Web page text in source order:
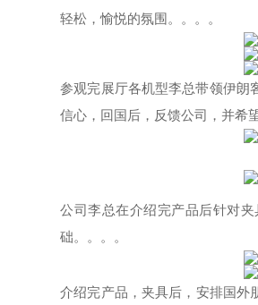
轻松，愉悦的氛围。。。。
参观完展厅各机型李总带领伊朗
信心，回国后，反馈公司，并希
公司李总在介绍完产品后针对
础。。。。
介绍完产品，夹具后，安排国外